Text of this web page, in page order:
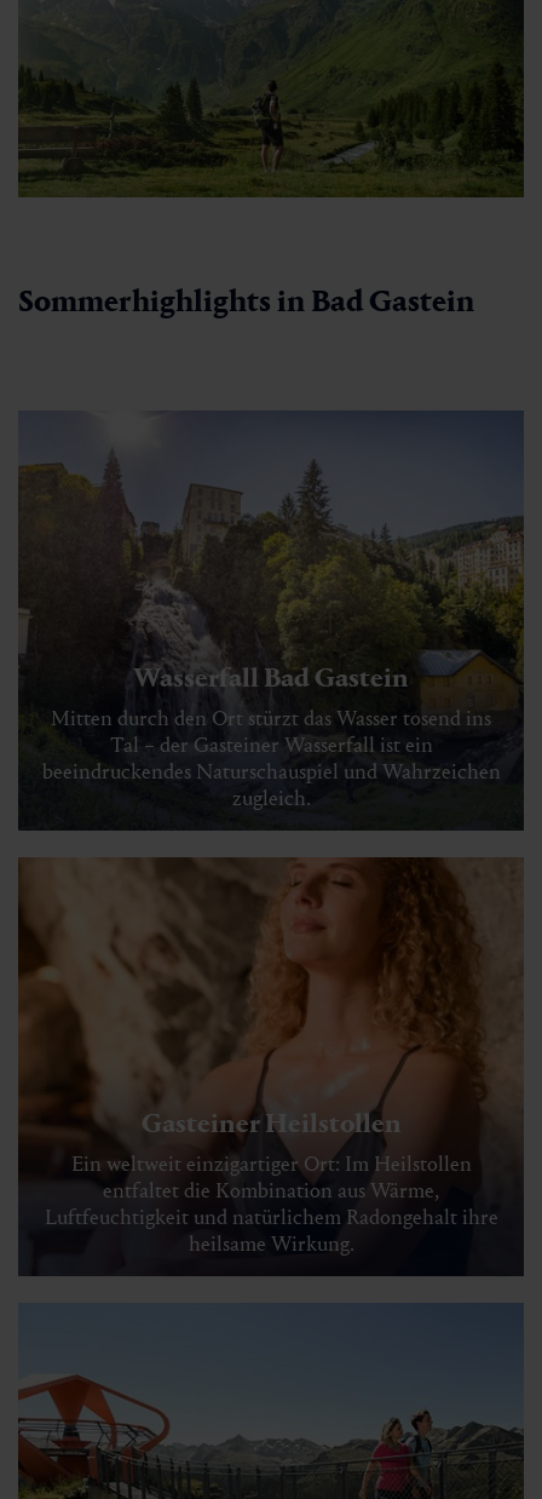
Sommerhighlights in Bad Gastein
Wasserfall Bad Gastein
Mitten durch den Ort stürzt das Wasser tosend ins
Tal – der Gasteiner Wasserfall ist ein
beeindruckendes Naturschauspiel und Wahrzeichen
zugleich.
Gasteiner Heilstollen
Ein weltweit einzigartiger Ort: Im Heilstollen
entfaltet die Kombination aus Wärme,
Luftfeuchtigkeit und natürlichem Radongehalt ihre
heilsame Wirkung.